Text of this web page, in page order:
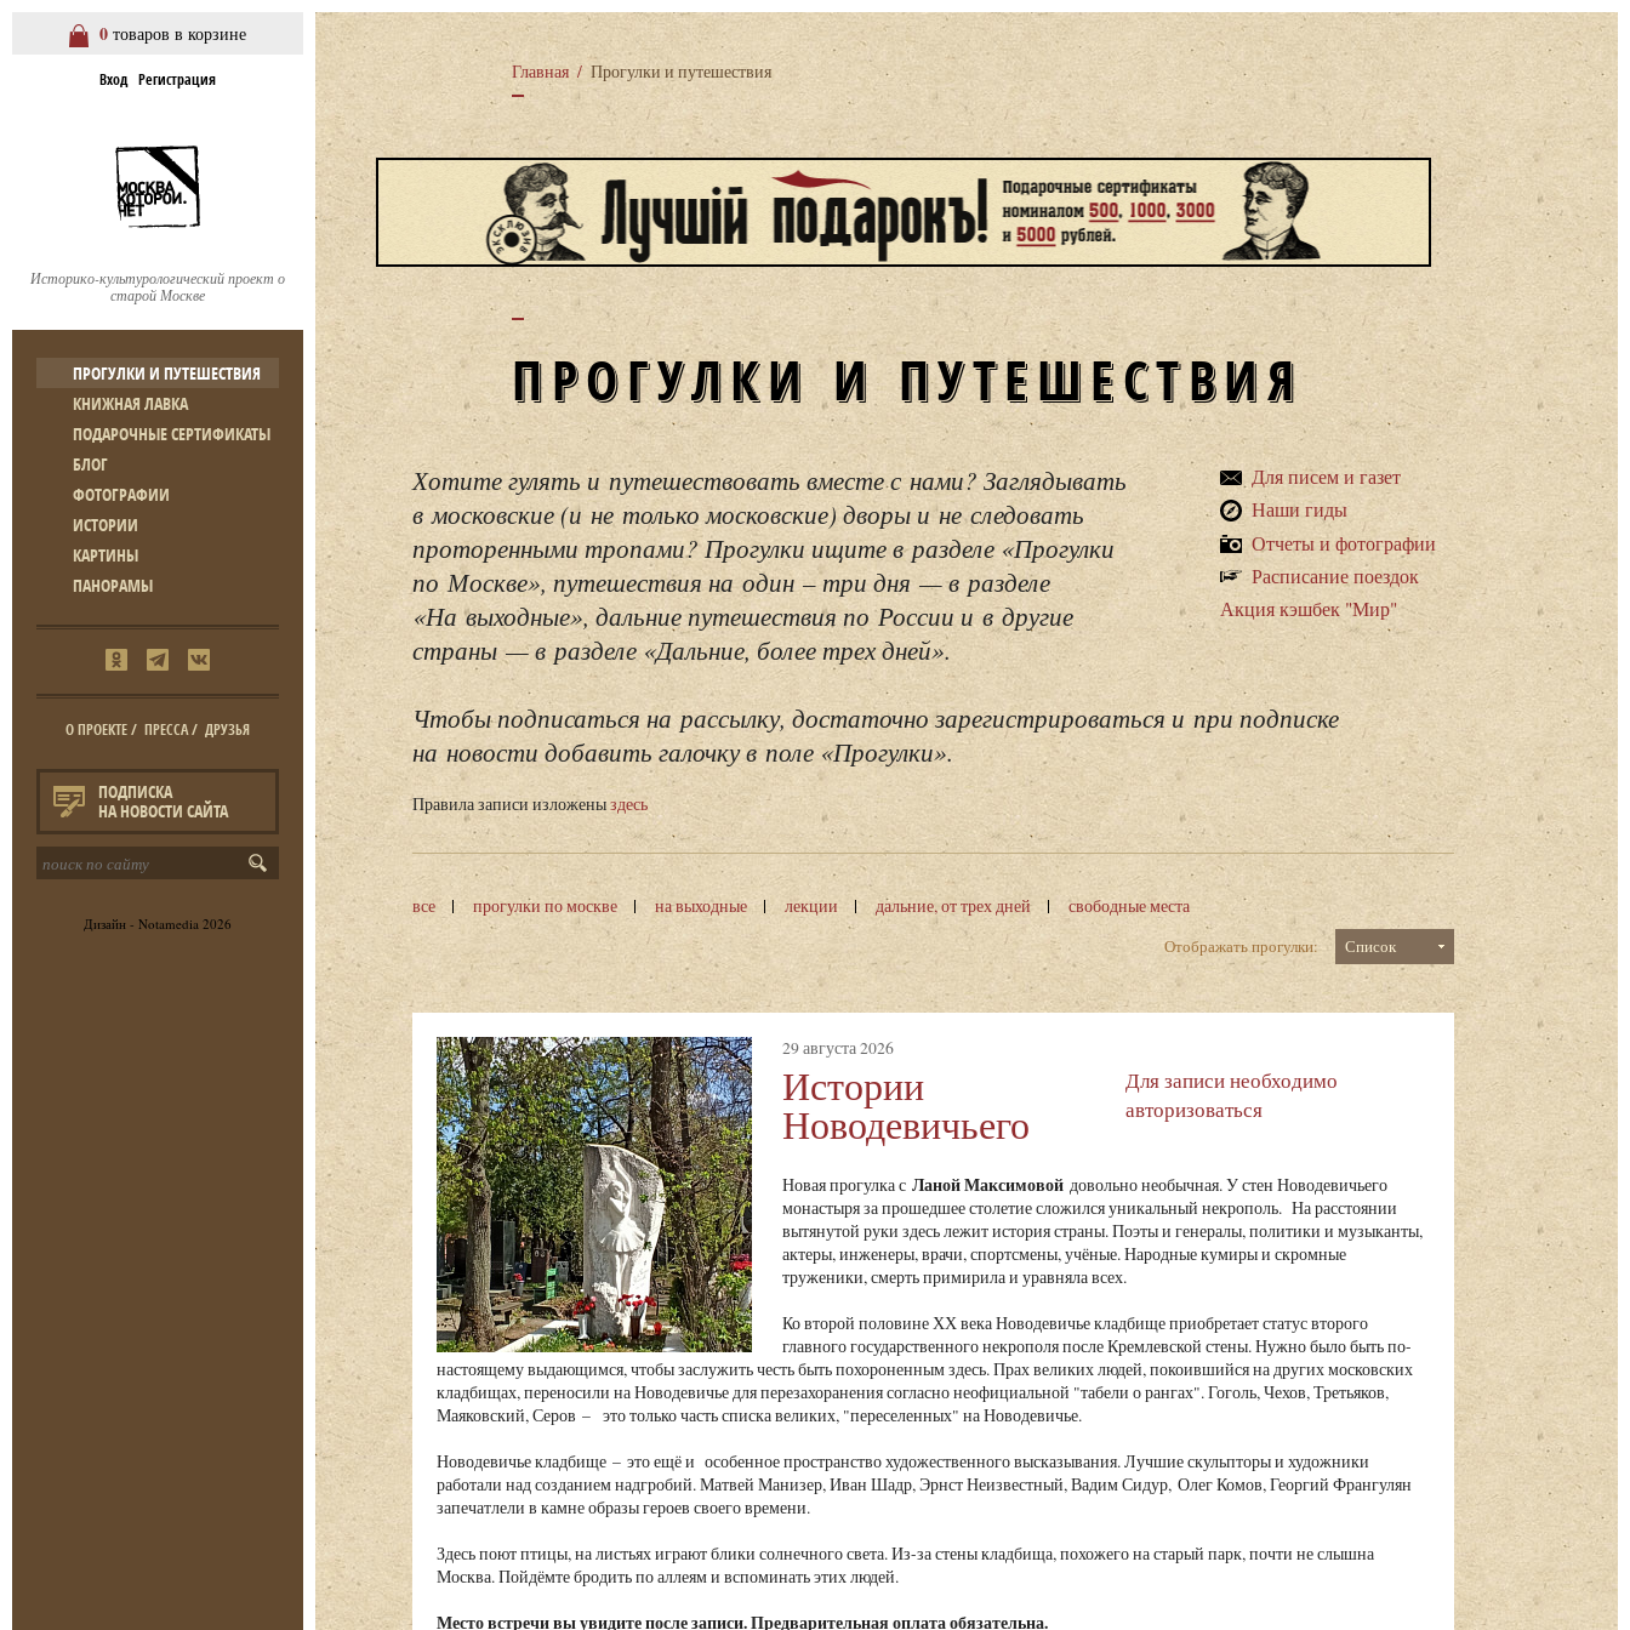
0 товаров в корзине
Вход Регистрация
Историко-культурологический проект о
старой Москве
ПРОГУЛКИ И ПУТЕШЕСТВИЯ
КНИЖНАЯ ЛАВКА
ПОДАРОЧНЫЕ СЕРТИФИКАТЫ
БЛОГ
ФОТОГРАФИИ
ИСТОРИИ
КАРТИНЫ
ПАНОРАМЫ
О ПРОЕКТЕ/ ПРЕССА/ ДРУЗЬЯ
ПОДПИСКА
НА НОВОСТИ САЙТА
Дизайн - Notamedia 2026
Главная / Прогулки и путешествия
ПРОГУЛКИ И ПУТЕШЕСТВИЯ
Для писем и газет
Наши гиды
Отчеты и фотографии
Расписание поездок
Акция кэшбек "Мир"
Хотите гулять и путешествовать вместе с нами? Заглядывать
в московские (и не только московские) дворы и не следовать
проторенными тропами? Прогулки ищите в разделе «Прогулки
по Москве», путешествия на один – три дня — в разделе
«На выходные», дальние путешествия по России и в другие
страны — в разделе «Дальние, более трех дней».
Чтобы подписаться на рассылку, достаточно зарегистрироваться и при подписке
на новости добавить галочку в поле «Прогулки».
Правила записи изложеныздесь
все прогулки по москве на выходные лекции дальние, от трех дней
свободные места
Отображать прогулки:
Список
29 августа 2026
Истории
Новодевичьего
Для записи необходимо
авторизоваться
Новая прогулка с Ланой Максимовой довольно необычная. У стен Новодевичьего
монастыря за прошедшее столетие сложился уникальный некрополь. На расстоянии
вытянутой руки здесь лежит история страны. Поэты и генералы, политики и музыканты,
актеры, инженеры, врачи, спортсмены, учёные. Народные кумиры и скромные
труженики, смерть примирила и уравняла всех.
Ко второй половине ХХ века Новодевичье кладбище приобретает статус второго
главного государственного некрополя после Кремлевской стены. Нужно было быть по-
настоящему выдающимся, чтобы заслужить честь быть похороненным здесь. Прах великих людей, покоившийся на других московских
кладбищах, переносили на Новодевичье для перезахоранения согласно неофициальной "табели о рангах". Гоголь, Чехов, Третьяков,
Маяковский, Серов – это только часть списка великих, "переселенных" на Новодевичье.
Новодевичье кладбище – это ещё и особенное пространство художественного высказывания. Лучшие скульпторы и художники
работали над созданием надгробий. Матвей Манизер, Иван Шадр, Эрнст Неизвестный, Вадим Сидур, Олег Комов, Георгий Франгулян
запечатлели в камне образы героев своего времени.
Здесь поют птицы, на листьях играют блики солнечного света. Из-за стены кладбища, похожего на старый парк, почти не слышна
Москва. Пойдёмте бродить по аллеям и вспоминать этих людей.
Место встречи вы увидите после записи. Предварительная оплата обязательна.